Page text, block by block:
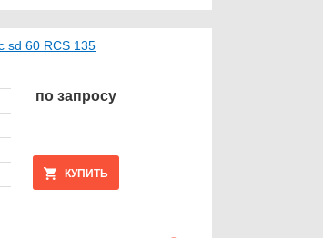
sd 60 RCS 135
КУПИТЬ
по запросу